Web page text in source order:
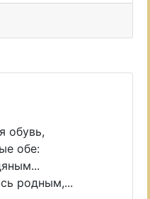
обувь,
обе:
родным,...